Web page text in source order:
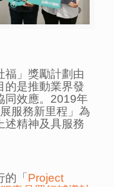
福」獎勵計劃由
的是推動業界發
同效應。2019年
服務新里程」為
述精神及具服務
「 Project